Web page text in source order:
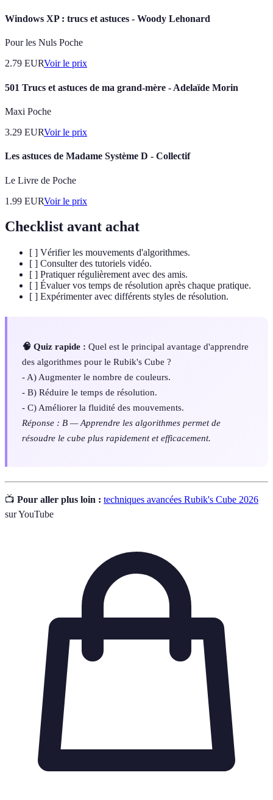
Windows XP : trucs et astuces - Woody Lehonard
Pour les Nuls Poche
2.79 EURVoir le prix
501 Trucs et astuces de ma grand-mère - Adelaïde Morin
Maxi Poche
3.29 EURVoir le prix
Les astuces de Madame Système D - Collectif
Le Livre de Poche
1.99 EURVoir le prix
Checklist avant achat
[ ] Vérifier les mouvements d'algorithmes.
[ ] Consulter des tutoriels vidéo.
[ ] Pratiquer régulièrement avec des amis.
[ ] Évaluer vos temps de résolution après chaque pratique.
[ ] Expérimenter avec différents styles de résolution.
🧠 Quiz rapide : Quel est le principal avantage d'apprendre
des algorithmes pour le Rubik's Cube ?
- A) Augmenter le nombre de couleurs.
- B) Réduire le temps de résolution.
- C) Améliorer la fluidité des mouvements.
Réponse : B — Apprendre les algorithmes permet de
résoudre le cube plus rapidement et efficacement.
📺 Pour aller plus loin : techniques avancées Rubik's Cube 2026
sur YouTube